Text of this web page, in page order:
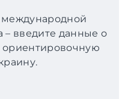
международной
– введите данные о
ориентировочную